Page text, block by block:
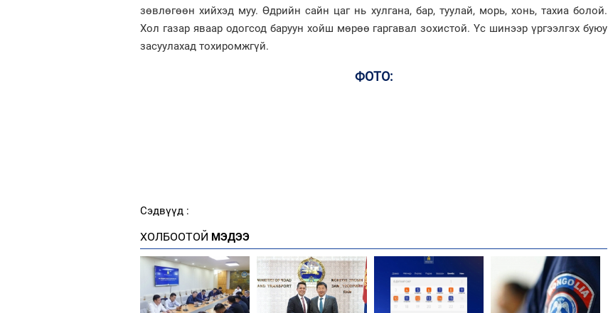
зөвлөгөөн хийхэд муу. Өдрийн сайн цаг нь хулгана, бар, туулай, морь, хонь, тахиа болой.
Хол газар яваар одогсод баруун хойш мөрөө гаргавал зохистой. Үс шинээр үргээлгэх буюу
засуулахад тохиромжгүй.
ФОТО:
Сэдвүүд :
ХОЛБООТОЙ МЭДЭЭ